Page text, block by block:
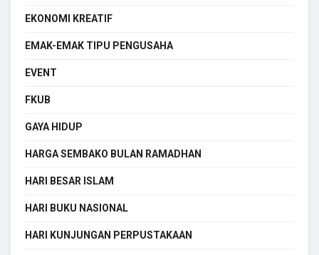
EKONOMI KREATIF
EMAK-EMAK TIPU PENGUSAHA
EVENT
FKUB
GAYA HIDUP
HARGA SEMBAKO BULAN RAMADHAN
HARI BESAR ISLAM
HARI BUKU NASIONAL
HARI KUNJUNGAN PERPUSTAKAAN